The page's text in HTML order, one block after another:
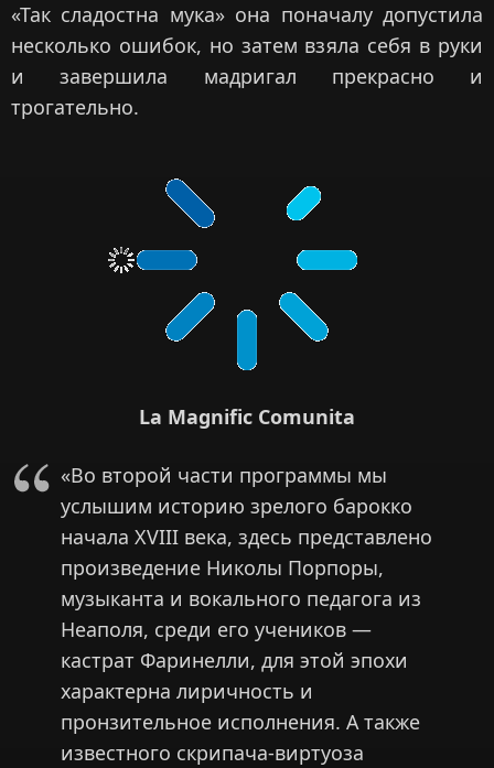
«Так сладостна мука» она поначалу допустила
несколько ошибок, но затем взяла себя в руки
и завершила мадригал прекрасно и
трогательно.
La Magnific Comunita
«Во второй части программы мы
услышим историю зрелого барокко
начала XVIII века, здесь представлено
произведение Николы Порпоры,
музыканта и вокального педагога из
Неаполя, среди его учеников —
кастрат Фаринелли, для этой эпохи
характерна лиричность и
пронзительное исполнения. А также
известного скрипача-виртуоза